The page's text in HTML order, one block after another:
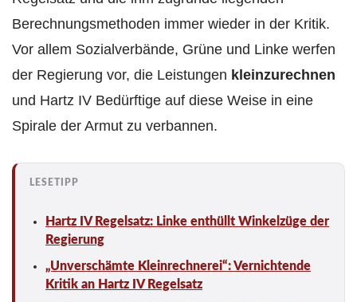
Berechnungsmethoden immer wieder in der Kritik.
Vor allem Sozialverbände, Grüne und Linke werfen
der Regierung vor, die Leistungen kleinzurechnen
und Hartz IV Bedürftige auf diese Weise in eine
Spirale der Armut zu verbannen.
Hartz IV Regelsatz: Linke enthüllt Winkelzüge der
Regierung
„Unverschämte Kleinrechnerei“: Vernichtende
Kritik an Hartz IV Regelsatz